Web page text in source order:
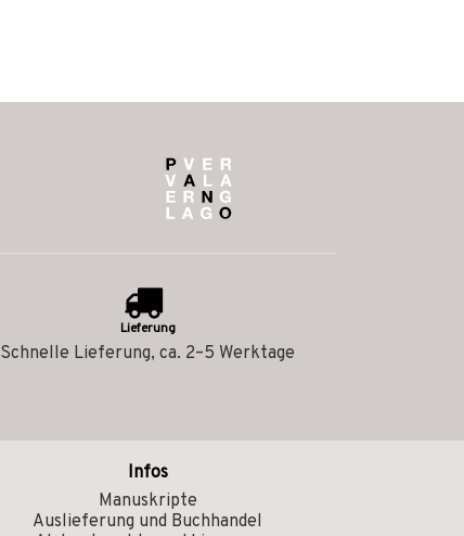
Lieferung
Schnelle Lieferung, ca. 2–5 Werktage
Infos
Manuskripte
Auslieferung und Buchhandel